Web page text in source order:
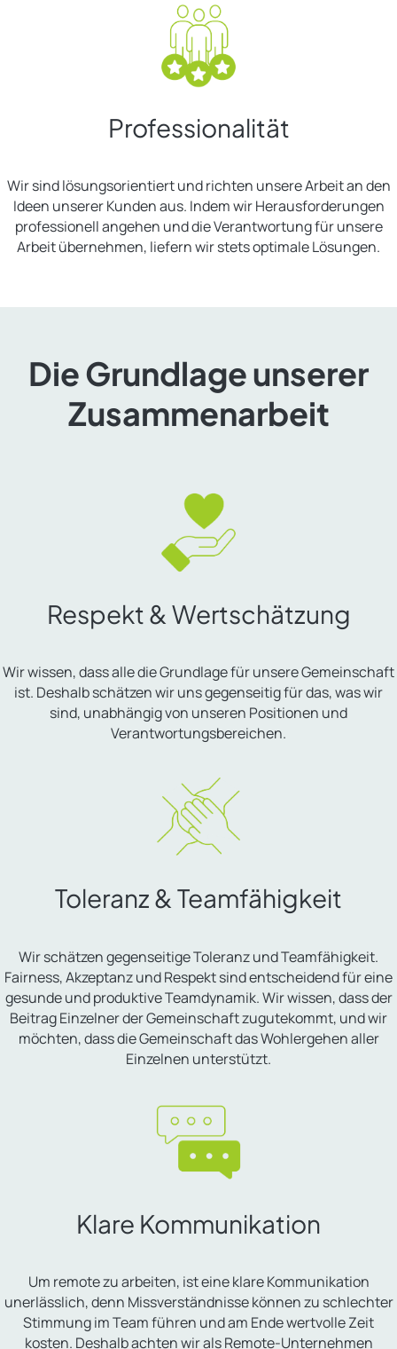
Professionalität
Wir sind lösungsorientiert und richten unsere Arbeit an den
Ideen unserer Kunden aus. Indem wir Herausforderungen
professionell angehen und die Verantwortung für unsere
Arbeit übernehmen, liefern wir stets optimale Lösungen.
Die Grundlage unserer
Zusammenarbeit
Respekt & Wertschätzung
Wir wissen, dass alle die Grundlage für unsere Gemeinschaft
ist. Deshalb schätzen wir uns gegenseitig für das, was wir
sind, unabhängig von unseren Positionen und
Verantwortungsbereichen.
Toleranz & Teamfähigkeit
Wir schätzen gegenseitige Toleranz und Teamfähigkeit.
Fairness, Akzeptanz und Respekt sind entscheidend für eine
gesunde und produktive Teamdynamik. Wir wissen, dass der
Beitrag Einzelner der Gemeinschaft zugutekommt, und wir
möchten, dass die Gemeinschaft das Wohlergehen aller
Einzelnen unterstützt.
Klare Kommunikation
Um remote zu arbeiten, ist eine klare Kommunikation
unerlässlich, denn Missverständnisse können zu schlechter
Stimmung im Team führen und am Ende wertvolle Zeit
kosten. Deshalb achten wir als Remote-Unternehmen